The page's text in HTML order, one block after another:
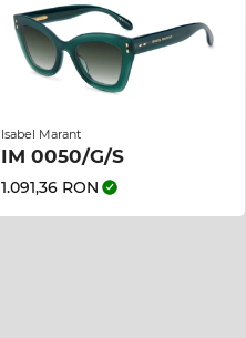
Isabel Marant
IM 0050/G/S
1.091,36 RON